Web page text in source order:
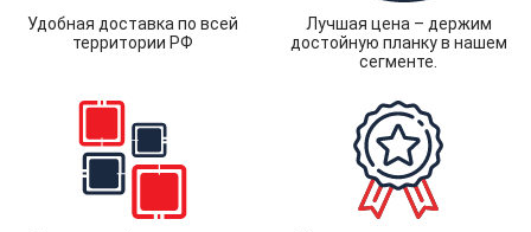
Удобная доставка по всей
территории РФ
Лучшая цена – держим
достойную планку в нашем
сегменте.